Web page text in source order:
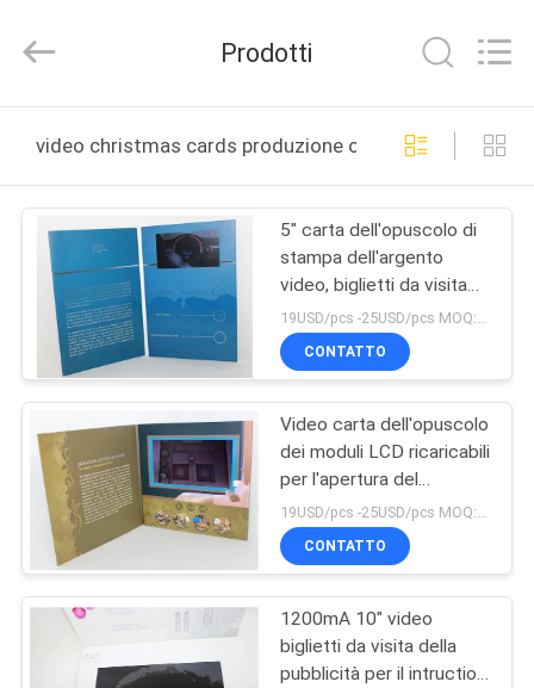
PRODOTTI
CIRCA
NOI
GIRO
DELLA
FABBRICA
CONTROLLO
DI
QUALITÀ
Reserved.
Prodotti
video christmas cards produzione online
5" carta dell'opuscolo di
stampa dell'argento
video, biglietti da visita
dell'affissione a cristalli
liquidi dell'esposizione
giusta video
19USD/pcs -25USD/pcs MOQ:1pcs
CONTATTO
Video carta dell'opuscolo
dei moduli LCD ricaricabili
per l'apertura del
Veremonies, stampa a
colori 4
CONTATTO
1200mA 10" video
biglietti da visita della
pubblicità per il intruction